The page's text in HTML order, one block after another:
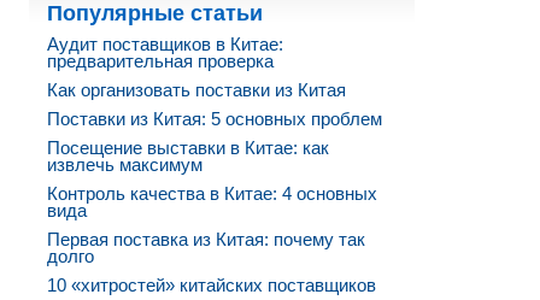
Популярные статьи
Аудит поставщиков в Китае:
предварительная проверка
Как организовать поставки из Китая
Поставки из Китая: 5 основных проблем
Посещение выставки в Китае: как
извлечь максимум
Контроль качества в Китае: 4 основных
вида
Первая поставка из Китая: почему так
долго
10 «хитростей» китайских поставщиков